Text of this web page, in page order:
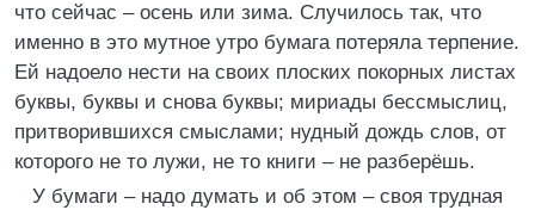
что сейчас – осень или зима. Случилось так, что
именно в это мутное утро бумага потеряла терпение.
Ей надоело нести на своих плоских покорных листах
буквы, буквы и снова буквы; мириады бессмыслиц,
притворившихся смыслами; нудный дождь слов, от
которого не то лужи, не то книги – не разберёшь.
У бумаги – надо думать и об этом – своя трудная